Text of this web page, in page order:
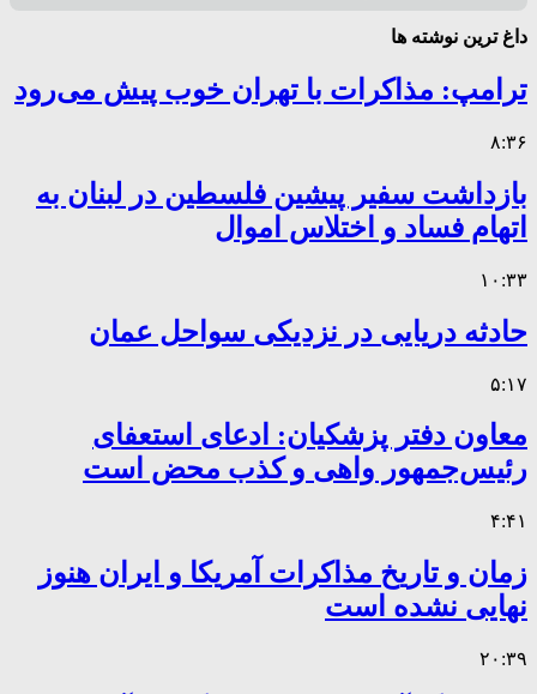
داغ ترین نوشته ها
ترامپ: مذاکرات با تهران خوب پیش می‌رود
۸:۳۶
بازداشت سفیر پیشین فلسطین در لبنان به
اتهام فساد و اختلاس اموال
۱۰:۳۳
حادثه دریایی در نزدیکی سواحل عمان
۵:۱۷
معاون دفتر پزشکیان: ادعای استعفای
رئیس‌جمهور واهی و کذب محض است
۴:۴۱
زمان و تاریخ مذاکرات آمریکا و ایران هنوز
نهایی نشده است
۲۰:۳۹